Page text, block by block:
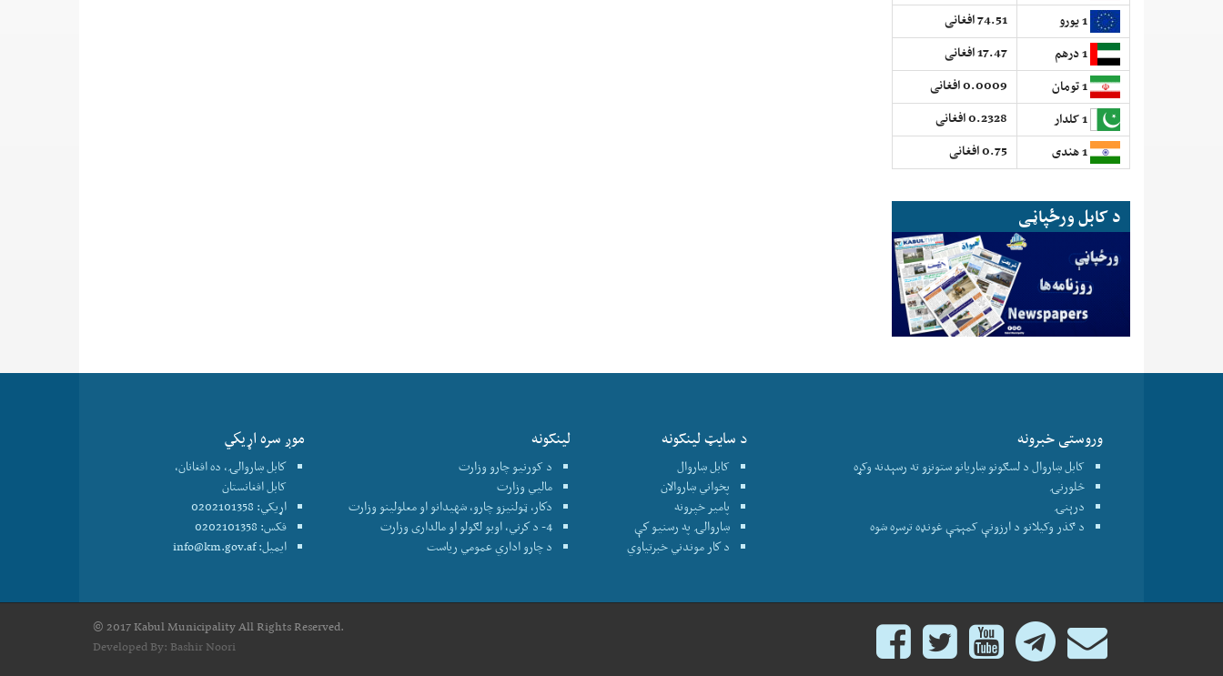
74.51 افغانی
17.47 افغانی
0.0009 افغانی
0.2328 افغانی
0.75 افغانی
د کابل ورځپاڼی
وروستی خبرونه
کابل ښاروال د لسګونو ښاریانو ستونزو ته رسېدنه وکړه
څلورنۍ
درېنۍ
د ګذر وکیلانو د ارزونې کمېټې غونډه ترسره شوه
د سایټ لینکونه
کابل ښاروال
پخواني ښاروالان
پامير خپرونه
ښاروالۍ په رسنيو كې
د كار موندني خبرتياوي
لینکونه
د کورنیو چارو وزارت
ماليي وزارت
دكار، ټولنيزو چارو، شهيدانو او معلولينو وزارت
4- د كرني، اوبو لګولو او مالداری وزارت
د چارو اداري عمومي رياست
موږ سره اړيكي
كابل ښاروالۍ، ده افغانان،
کابل افغانستان
اړیکي: 0202101358
فکس: 0202101358
ایمیل:info@km.gov.af
© 2017 Kabul Municipality All Rights Reserved.
Developed By: Bashir Noori